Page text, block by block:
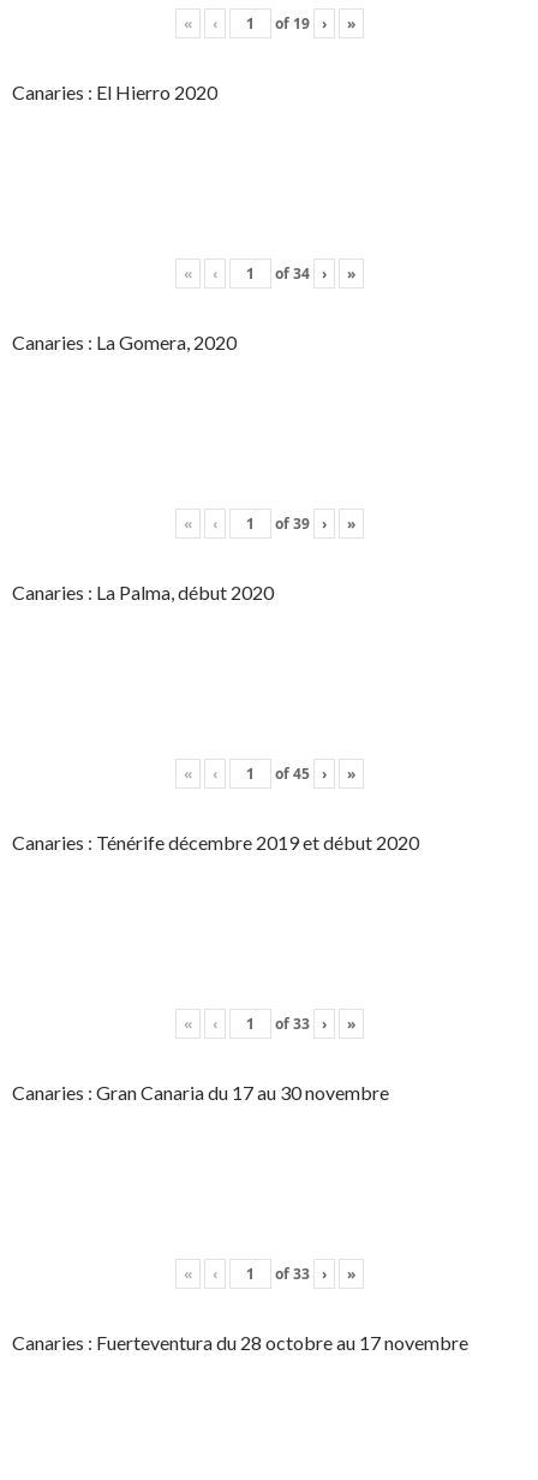
« ‹ of 19 › »
Canaries : El Hierro 2020
« ‹ of34 › »
Canaries : La Gomera, 2020
« ‹ of39 › »
Canaries : La Palma, début 2020
« ‹ of45 › »
Canaries : Ténérife décembre 2019 et début 2020
« ‹ of33 › »
Canaries : Gran Canaria du 17 au 30 novembre
« ‹ of33 › »
Canaries : Fuerteventura du 28 octobre au 17 novembre